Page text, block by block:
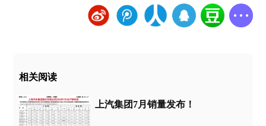
相关阅读
上汽集团7月销量发布！